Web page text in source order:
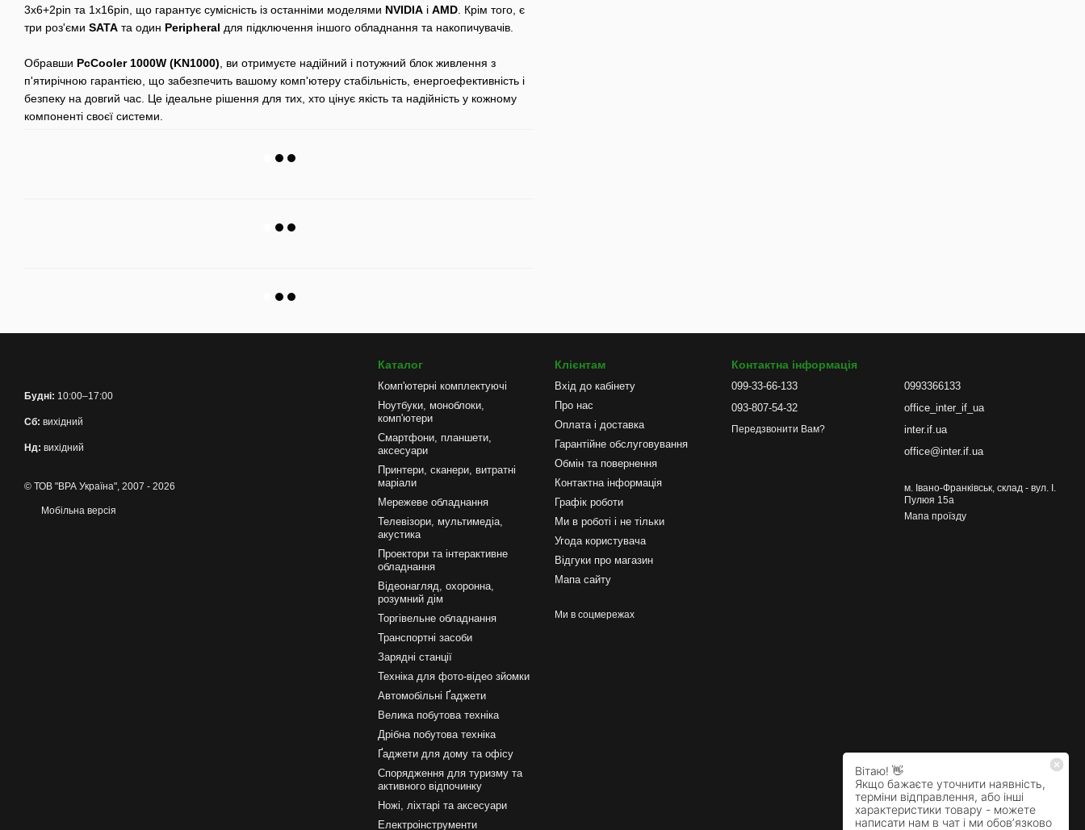
3x6+2pin та 1x16pin, що гарантує сумісність із останніми моделями NVIDIA і AMD . Крім того, є
три роз'єми SATA та один Peripheral для підключення іншого обладнання та накопичувачів.
Обравши PcCooler 1000W (KN1000) , ви отримуєте надійний і потужний блок живлення з
п'ятирічною гарантією, що забезпечить вашому комп'ютеру стабільність, енергоефективність і
безпеку на довгий час. Це ідеальне рішення для тих, хто цінує якість та надійність у кожному
компоненті своєї системи.
Будні: 10:00–17:00
Сб: вихідний
Нд: вихідний
© ТОВ "ВРА Україна", 2007 - 2026
Мобільна версія
Каталог
Комп'ютерні комплектуючі
Ноутбуки, моноблоки,
комп'ютери
Смартфони, планшети,
аксесуари
Принтери, сканери, витратні
маріали
Мережеве обладнання
Телевізори, мультимедіа,
акустика
Проектори та інтерактивне
обладнання
Відеонагляд, охоронна,
розумний дім
Торгівельне обладнання
Транспортні засоби
Зарядні станції
Техніка для фото-відео зйомки
Автомобільні Ґаджети
Велика побутова техніка
Дрібна побутова техніка
Ґаджети для дому та офісу
Спорядження для туризму та
активного відпочинку
Ножі, ліхтарі та аксесуари
Електроінструменти
Клієнтам
Вхід до кабінету
Про нас
Оплата і доставка
Гарантійне обслуговування
Обмін та повернення
Контактна інформація
Графік роботи
Ми в роботі і не тільки
Угода користувача
Відгуки про магазин
Мапа сайту
Ми в соцмережах
Контактна інформація
099-33-66-133
093-807-54-32
Передзвонити Вам?
0993366133
office_inter_if_ua
inter.if.ua
office@inter.if.ua
м. Івано-Франківськ, склад - вул. І.
Пулюя 15а
Мапа проїзду